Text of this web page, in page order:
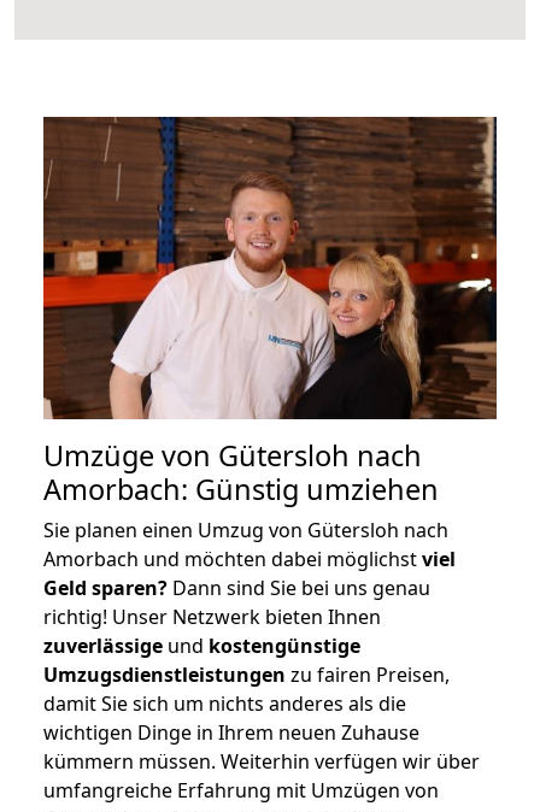
Umzüge von Gütersloh nach
Amorbach: Günstig umziehen
Sie planen einen Umzug von Gütersloh nach
Amorbach und möchten dabei möglichstviel
Geld sparen? Dann sind Sie bei uns genau
richtig! Unser Netzwerk bieten Ihnen
zuverlässige und kostengünstige
Umzugsdienstleistungen zu fairen Preisen,
damit Sie sich um nichts anderes als die
wichtigen Dinge in Ihrem neuen Zuhause
kümmern müssen. Weiterhin verfügen wir über
umfangreiche Erfahrung mit Umzügen von